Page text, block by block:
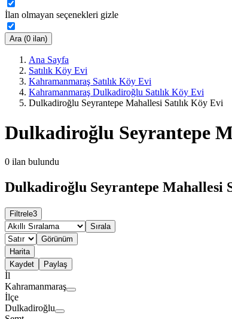
İlan olmayan seçenekleri gizle
Ara (0 ilan)
Ana Sayfa
Satılık Köy Evi
Kahramanmaraş Satılık Köy Evi
Kahramanmaraş Dulkadiroğlu Satılık Köy Evi
Dulkadiroğlu Seyrantepe Mahallesi Satılık Köy Evi
Dulkadiroğlu Seyrantepe
0 ilan bulundu
Dulkadiroğlu Seyrantepe Mahallesi
Filtrele3
Sırala
Görünüm
Harita
Kaydet
Paylaş
İl
Kahramanmaraş
İlçe
Dulkadiroğlu